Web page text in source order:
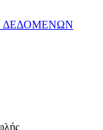
ΔΕΔΟΜΕΝΩΝ